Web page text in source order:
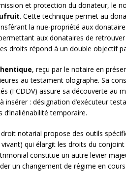
et protection du donateur, le
. Cette technique permet au
la nue-propriété aux
aux donataires de
droits répond à un double objectif
, reçu par le notaire en
au testament olographe. Sa
(FCDDV) assure sa découverte au
insérer : désignation d’exécuteur
d’inaliénabilité temporaire.
notarial propose des outils
qui élargit les droits du
constitue un autre levier
un changement de régime en